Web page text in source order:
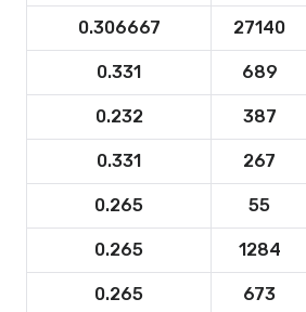
27140
0.306667
689
0.331
387
0.232
267
0.331
55
0.265
1284
0.265
673
0.265